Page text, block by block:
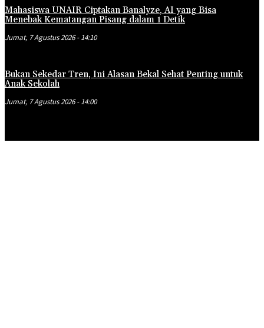
Mahasiswa UNAIR Ciptakan Banalyze, AI yang Bisa
Menebak Kematangan Pisang dalam 1 Detik
Jumat, 7 Agustus 2026 - 14:10
Bukan Sekedar Tren, Ini Alasan Bekal Sehat Penting untuk
Anak Sekolah
Jumat, 7 Agustus 2026 - 14:00